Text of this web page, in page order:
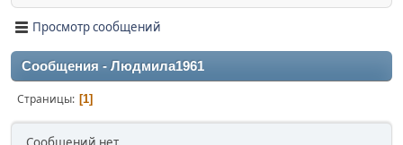
Просмотр сообщений
Сообщения - Людмила1961
Страницы 1